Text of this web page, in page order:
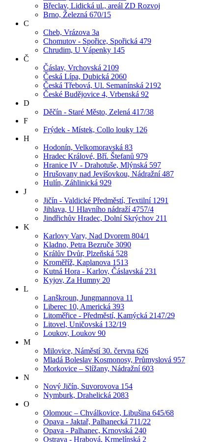
Břeclav, Lidická ul., areál ZD Rozvoj
Brno, Železná 670/15
C
Cheb, Vrázova 3a
Chomutov - Spořice, Spořická 479
Chrudim, U Vápenky 145
Č
Čáslav, Vrchovská 2109
Česká Lípa, Dubická 2060
Česká Třebová, Ul. Semanínská 2192
České Budějovice 4, Vrbenská 92
D
Děčín - Staré Město, Zelená 417/38
F
Frýdek - Místek, Collo louky 126
H
Hodonín, Velkomoravská 83
Hradec Králové, Bří. Štefanů 979
Hranice IV - Drahotuše, Mlýnská 597
Hrušovany nad Jevišovkou, Nádražní 487
Hulín, Záhlinická 929
J
Jičín - Valdické Předměstí, Textilní 1291
Jihlava, U Hlavního nádraží 4757/4
Jindřichův Hradec, Dolní Skrýchov 211
K
Karlovy Vary, Nad Dvorem 804/1
Kladno, Petra Bezruče 3090
Králův Dvůr, Plzeňská 528
Kroměříž, Kaplanova 1513
Kutná Hora - Karlov, Čáslavská 231
Kyjov, Za Humny 20
L
Lanškroun, Jungmannova 11
Liberec 10, Americká 393
Litoměřice - Předměstí, Kamýcká 2147/29
Litovel, Uničovská 132/19
Loukov, Loukov 90
M
Milovice, Náměstí 30. června 626
Mladá Boleslav Kosmonosy, Průmyslová 957
Morkovice – Slížany, Nádražní 603
N
Nový Jičín, Suvorovova 154
Nymburk, Drahelická 2083
O
Olomouc – Chválkovice, Libušina 645/68
Opava - Jaktař, Palhanecká 711/22
Opava - Palhanec, Krnovská 240
Ostrava - Hrabová, Krmelínská 2